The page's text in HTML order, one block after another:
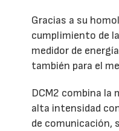
Gracias a su
cumplimiento de
medidor de
también para el
DCM2 combina la
alta intensidad
de comunicación,